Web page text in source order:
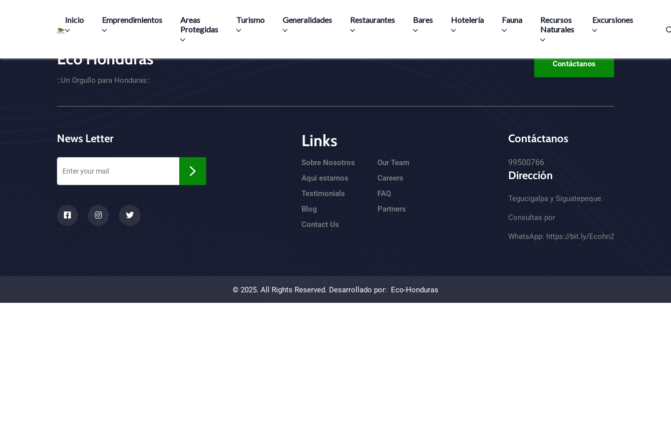
Inicio Emprendimientos
Areas
Protegidas
Turismo Generalidades Restaurantes Bares Hotelería Fauna
Recursos
Naturales
Excursiones
CTA - Footer
Eco Honduras
::Un Orgullo para Honduras::
Contáctanos
News Letter Links
Sobre Nosotros
Aquí estamos
Testimonials
Blog
Contact Us
Our Team
Careers
FAQ
Partners
Contáctanos
99500766
Dirección
Tegucigalpa y Siguatepeque.
Consultas por
WhatsApp: https://bit.ly/Ecohn2
© 2025. All Rights Reserved. Desarrollado por: Eco-Honduras